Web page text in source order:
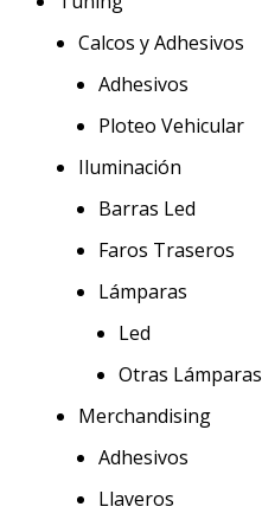
Calcos y Adhesivos
Adhesivos
Ploteo Vehicular
Iluminación
Barras Led
Faros Traseros
Lámparas
Led
Otras Lámparas
Merchandising
Adhesivos
Llaveros